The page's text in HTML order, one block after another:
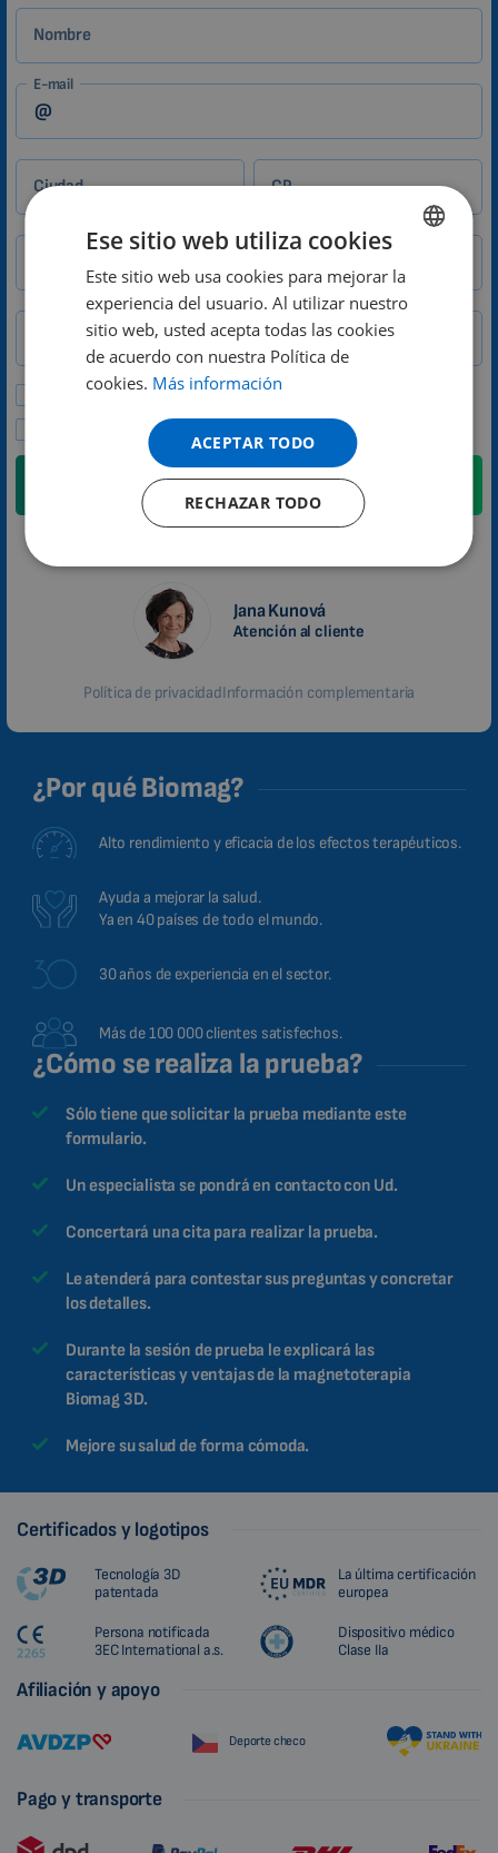
Nombre
E-mail
Ciudad CP
Deseo recibir ofertas especiales y noticias.
Acepto la política de privacidad.
Enviar
Jana Kunová
Atención al cliente
Política de privacidadInformación complementaria
¿Por qué Biomag?
Alto rendimiento y eficacia de los efectos terapéuticos.
Ayuda a mejorar la salud.
Ya en 40 países de todo el mundo.
30 años de experiencia en el sector.
Más de 100 000 clientes satisfechos.
¿Cómo se realiza la prueba?
Sólo tiene que solicitar la prueba mediante este
formulario.
Un especialista se pondrá en contacto con Ud.
Concertará una cita para realizar la prueba.
Le atenderá para contestar sus preguntas y concretar
los detalles.
Durante la sesión de prueba le explicará las
características y ventajas de la magnetoterapia
Biomag 3D.
Mejore su salud de forma cómoda.
Certificados y logotipos
Tecnología 3D
patentada
La última certificación
europea
Persona notificada
3EC International a.s.
Dispositivo médico
Clase IIa
Afiliación y apoyo
Deporte checo
Pago y transporte
ENGLISH
DUTCH
GERMAN
SPANISH
CATALAN
HINDI
CHINESE (SIMPLIFIED)
Ese sitio web utiliza cookies
Este sitio web usa cookies para mejorar la
experiencia del usuario. Al utilizar nuestro
sitio web, usted acepta todas las cookies
de acuerdo con nuestra Política de
cookies. Más información
ACEPTAR TODO
RECHAZAR TODO